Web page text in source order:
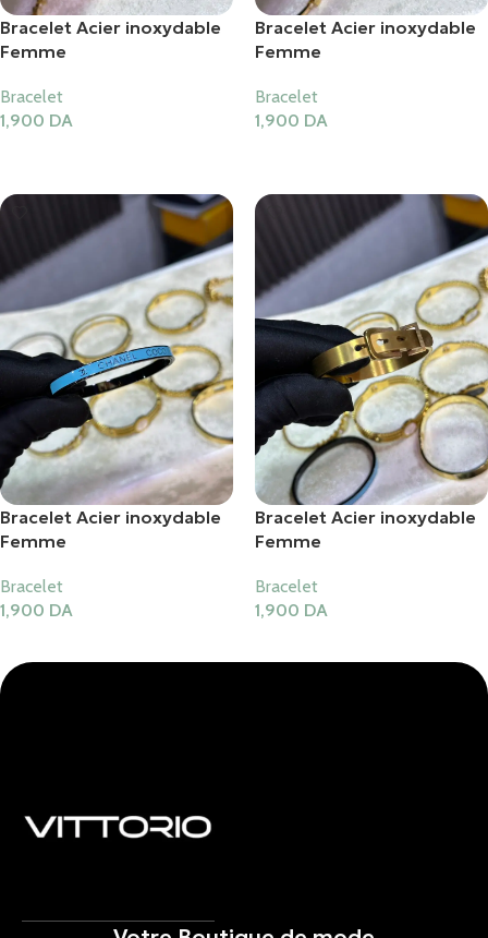
Bracelet Acier inoxydable
Femme
Bracelet
1,900 DA
Bracelet Acier inoxydable
Femme
Bracelet
1,900 DA
Bracelet Acier inoxydable
Femme
Bracelet
1,900 DA
Bracelet Acier inoxydable
Femme
Bracelet
1,900 DA